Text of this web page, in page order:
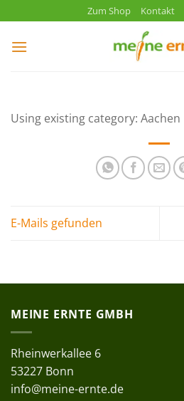
Inhalt
springen
Zum Shop Kontakt
Using existing category: Aachen
E-Mails gefunden
MEINE ERNTE GMBH
Rheinwerkallee 6
53227 Bonn
info@meine-ernte.de